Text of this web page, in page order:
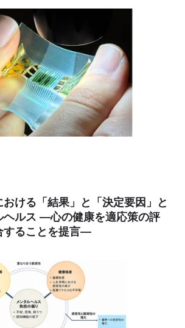
ける「結果」と「決定要因」と
ヘルス ―心の健康を適応策の評
することを提言―